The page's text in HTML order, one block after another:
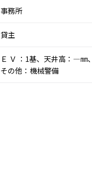
事務所
貸主
Ｅ Ｖ ：1基、天井高：―
その他：機械警備